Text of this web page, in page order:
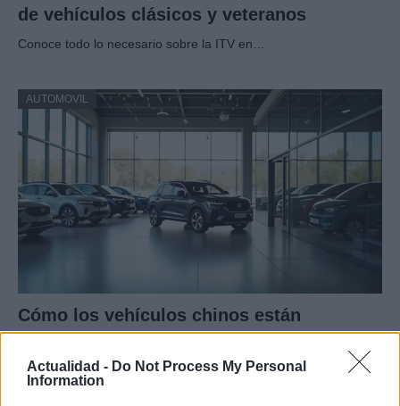
Actualidad - Do Not Process My Personal
Information
de vehículos clásicos y veteranos
Conoce todo lo necesario sobre la ITV en…
AUTOMOVIL
Cómo los vehículos chinos están
transformando el mercado automovilístico
en España